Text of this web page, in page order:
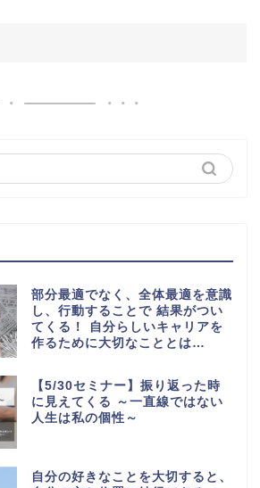
部分最適でなく、全体最適を意識
し、行動することで 結果がつい
てくる！ 自分らしいキャリアを
作るために大切なこととは…
【5/30セミナー】振り返った時
に見えてくる ～一直線ではない
人生は私の個性～
自分の好きなことを大切すると、